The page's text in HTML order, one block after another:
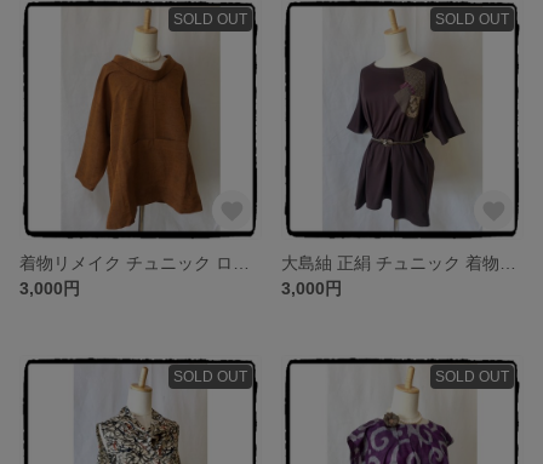
SOLD OUT
3,000円
SOLD OUT
3,000円
SOLD OUT SOLD OUT